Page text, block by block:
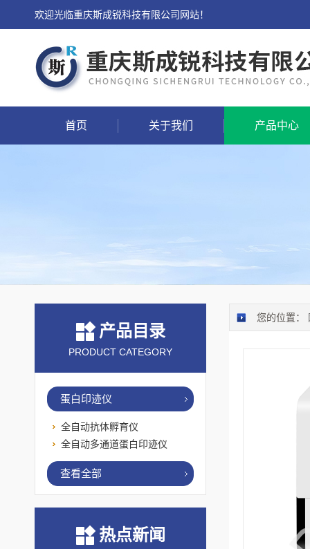
欢迎光临重庆斯成锐科技有限公司网站！
首页 关于我们 产品中心
您的位置：
产品目录
PRODUCT CATEGORY
蛋白印迹仪
全自动抗体孵育仪
全自动多通道蛋白印迹仪
查看全部
热点新闻